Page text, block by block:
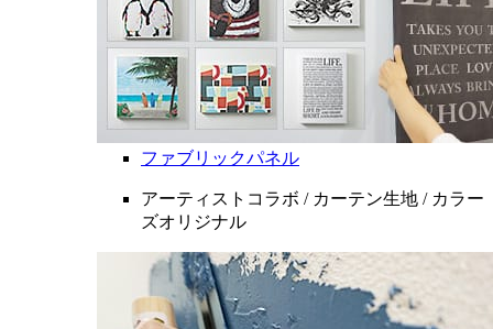
ファブリックパネル
アーティストコラボ / カーテン生地 / カラー
ズオリジナル